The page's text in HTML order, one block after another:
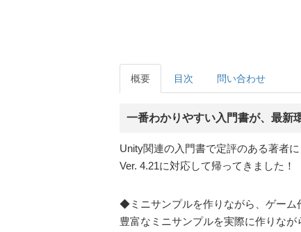
概要 目次 問い合わせ
一番わかりやすい入門書が、最新
Unity関連の入門書で定評のある著者
Ver. 4.21に対応して帰ってきました！
◆ミニサンプルを作りながら、ゲー
豊富なミニサンプルを実際に作りなが